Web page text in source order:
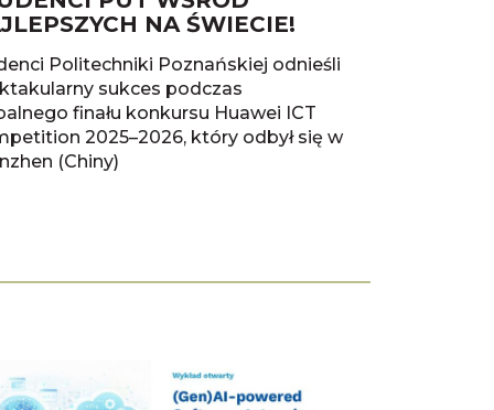
NA ŚWIECIE!
Politechniki Poznańskiej odnieśli
sukces podczas
finału konkursu Huawei ICT
2025–2026, który odbył się w
(Chiny)